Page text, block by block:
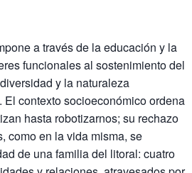
a través de la educación y la
funcionales al sostenimiento del
y la naturaleza
El contexto socioeconómico ordena
hasta robotizarnos; su rechazo
como en la vida misma, se
de una familia del litoral: cuatro